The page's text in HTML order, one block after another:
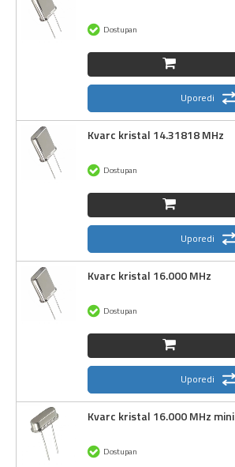
Dostupan
Uporedi
Kvarc kristal 14.31818 MHz
Dostupan
Uporedi
Kvarc kristal 16.000 MHz
Dostupan
Uporedi
Kvarc kristal 16.000 MHz mini
Dostupan